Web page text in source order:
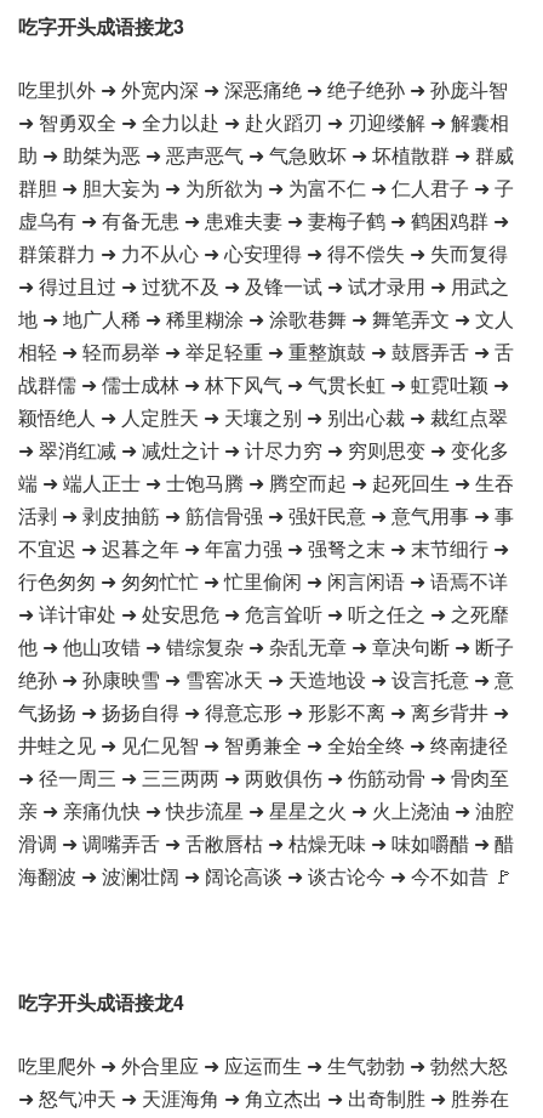
吃字开头成语接龙3
吃里扒外 ➜ 外宽内深 ➜ 深恶痛绝 ➜ 绝子绝孙 ➜ 孙庞斗智
➜ 智勇双全 ➜ 全力以赴 ➜ 赴火蹈刃 ➜ 刃迎缕解 ➜ 解囊相
助 ➜ 助桀为恶 ➜ 恶声恶气 ➜ 气急败坏 ➜ 坏植散群 ➜ 群威
群胆 ➜ 胆大妄为 ➜ 为所欲为 ➜ 为富不仁 ➜ 仁人君子 ➜ 子
虚乌有 ➜ 有备无患 ➜ 患难夫妻 ➜ 妻梅子鹤 ➜ 鹤困鸡群 ➜
群策群力 ➜ 力不从心 ➜ 心安理得 ➜ 得不偿失 ➜ 失而复得
➜ 得过且过 ➜ 过犹不及 ➜ 及锋一试 ➜ 试才录用 ➜ 用武之
地 ➜ 地广人稀 ➜ 稀里糊涂 ➜ 涂歌巷舞 ➜ 舞笔弄文 ➜ 文人
相轻 ➜ 轻而易举 ➜ 举足轻重 ➜ 重整旗鼓 ➜ 鼓唇弄舌 ➜ 舌
战群儒 ➜ 儒士成林 ➜ 林下风气 ➜ 气贯长虹 ➜ 虹霓吐颖 ➜
颖悟绝人 ➜ 人定胜天 ➜ 天壤之别 ➜ 别出心裁 ➜ 裁红点翠
➜ 翠消红减 ➜ 减灶之计 ➜ 计尽力穷 ➜ 穷则思变 ➜ 变化多
端 ➜ 端人正士 ➜ 士饱马腾 ➜ 腾空而起 ➜ 起死回生 ➜ 生吞
活剥 ➜ 剥皮抽筋 ➜ 筋信骨强 ➜ 强奸民意 ➜ 意气用事 ➜ 事
不宜迟 ➜ 迟暮之年 ➜ 年富力强 ➜ 强弩之末 ➜ 末节细行 ➜
行色匆匆 ➜ 匆匆忙忙 ➜ 忙里偷闲 ➜ 闲言闲语 ➜ 语焉不详
➜ 详计审处 ➜ 处安思危 ➜ 危言耸听 ➜ 听之任之 ➜ 之死靡
他 ➜ 他山攻错 ➜ 错综复杂 ➜ 杂乱无章 ➜ 章决句断 ➜ 断子
绝孙 ➜ 孙康映雪 ➜ 雪窖冰天 ➜ 天造地设 ➜ 设言托意 ➜ 意
气扬扬 ➜ 扬扬自得 ➜ 得意忘形 ➜ 形影不离 ➜ 离乡背井 ➜
井蛙之见 ➜ 见仁见智 ➜ 智勇兼全 ➜ 全始全终 ➜ 终南捷径
➜ 径一周三 ➜ 三三两两 ➜ 两败俱伤 ➜ 伤筋动骨 ➜ 骨肉至
亲 ➜ 亲痛仇快 ➜ 快步流星 ➜ 星星之火 ➜ 火上浇油 ➜ 油腔
滑调 ➜ 调嘴弄舌 ➜ 舌敝唇枯 ➜ 枯燥无味 ➜ 味如嚼醋 ➜ 醋
海翻波 ➜ 波澜壮阔 ➜ 阔论高谈 ➜ 谈古论今 ➜ 今不如昔 🚩
吃字开头成语接龙4
吃里爬外 ➜ 外合里应 ➜ 应运而生 ➜ 生气勃勃 ➜ 勃然大怒
➜ 怒气冲天 ➜ 天涯海角 ➜ 角立杰出 ➜ 出奇制胜 ➜ 胜券在